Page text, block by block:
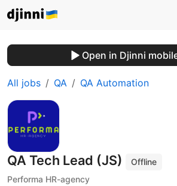
Open in Djinni
All jobs QA QA Automation
QA Tech Lead (JS)
Offline
Performa HR-agency